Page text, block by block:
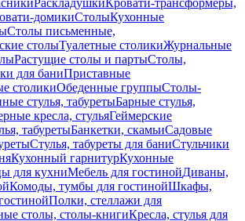
РаскладушкиКровати-трансформеры,
домикиСтолыКухонные
Столы письменные,
столыТуалетные столикиЖурнальные
Растущие столы и партыСтолы,
для баниПриставные
столикиОбеденные группыСтолы-
стулья, табуретыБарные стулья,
кресла, стульяГеймерские
табуретыБанкетки, скамьиСадовые
Стулья, табуреты для баниСтульчики
Кухонный гарнитурКухонные
для кухниМебель для гостинойДиваны,
Комоды, тумбы для гостинойШкафы,
Полки, стеллажи для
столы, столы-книгиКресла, стулья для